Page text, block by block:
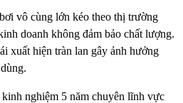
vô cùng lớn kéo theo thị trường
doanh không đảm bảo chất lượng.
xuất hiện tràn lan gây ảnh hưởng
nghiệm 5 năm chuyên lĩnh vực